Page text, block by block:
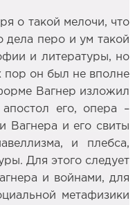
о такой мелочи, что
дела перо и ум такой
и литературы, но
пор он был не вполне
Вагнер изложил
его, опера –
Вагнера и его свиты
и плебса,
Для этого следует
и войнами, для
метафизики